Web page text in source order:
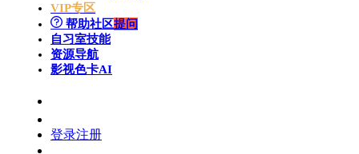
VIP专区
帮助社区提问
自习室技能
资源导航
影视色卡AI
登录注册